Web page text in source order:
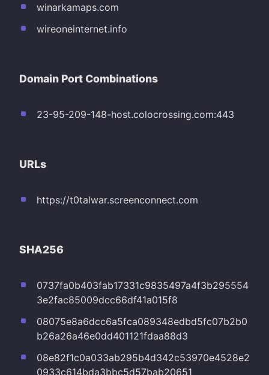
winarkamaps.com
wireoneinternet.info
Domain Port Combinations
23-95-209-148-host.colocrossing.com:443
URLs
https://t0talwar.screenconnect.com
SHA256
0737fa0b403fab17331c9835497a4f3b295554
3e2fac85009dcc66df41a015f8
08075e8a6dcc6a5fca089348edbd5fc07b2b0
b26a26a46e0dd401121fdaa88d3
08e82f1c0a033ab295b4d342c53970e4528e2
0933c614bda3bbc5d57bab20651